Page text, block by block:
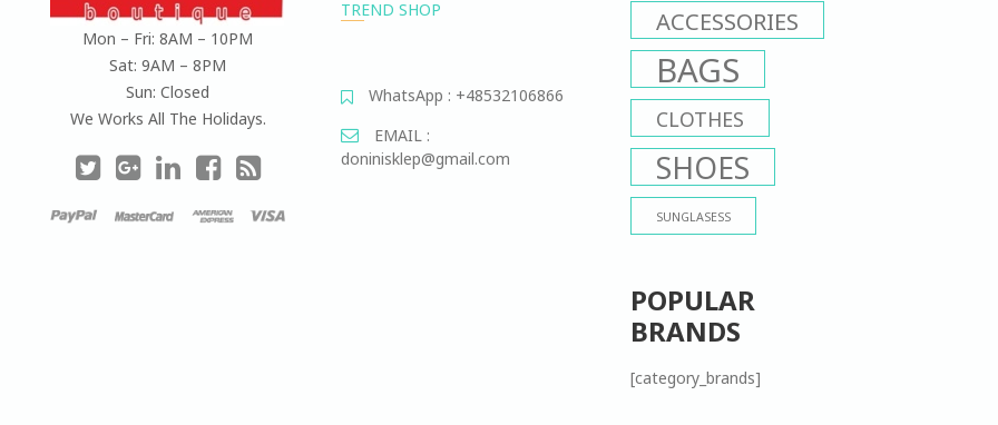
Mon – Fri: 8AM – 10PM
Sat: 9AM – 8PM
Sun: Closed
We Works All The Holidays.
TREND SHOP
WhatsApp : +48532106866
EMAIL :
doninisklep@gmail.com
ACCESSORIES
BAGS
CLOTHES
SHOES
SUNGLASESS
POPULAR
BRANDS
[category_brands]